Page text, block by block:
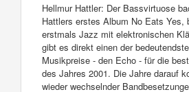
Hellmur Hattler: Der Bassvirtuose
Hattlers erstes Album No Eats Yes,
erstmals Jazz mit elektronischen
gibt es direkt einen der
Musikpreise - den Echo - für die
des Jahres 2001. Die Jahre darauf
wieder wechselnder